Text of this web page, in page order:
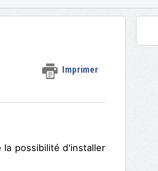
Imprimer
la possibilité d'installer